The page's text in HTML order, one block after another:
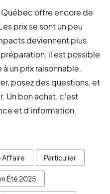
Québec offre encore de
prix se sont un peu
deviennent plus
il est possible
un prix raisonnable.
posez des questions, et
Un bon achat, c’est
et d’information.
Affaire Particulier
Été 2025